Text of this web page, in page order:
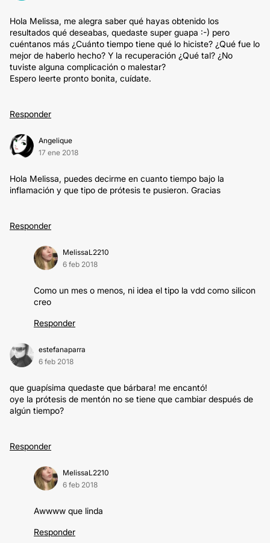
Hola Melissa, me alegra saber qué hayas obtenido los
resultados qué deseabas, quedaste super guapa :-) pero
cuéntanos más ¿Cuánto tiempo tiene qué lo hiciste? ¿Qué fue lo
mejor de haberlo hecho? Y la recuperación ¿Qué tal? ¿No
tuviste alguna complicación o malestar?
Espero leerte pronto bonita, cuídate.
Responder
Angelique
17 ene 2018
Hola Melissa, puedes decirme en cuanto tiempo bajo la
inflamación y que tipo de prótesis te pusieron. Gracias
Responder
MelissaL2210
6 feb 2018
Como un mes o menos, ni idea el tipo la vdd como silicon
creo
Responder
estefanaparra
6 feb 2018
que guapísima quedaste que bárbara! me encantó!
oye la prótesis de mentón no se tiene que cambiar después de
algún tiempo?
Responder
MelissaL2210
6 feb 2018
Awwww que linda
Responder